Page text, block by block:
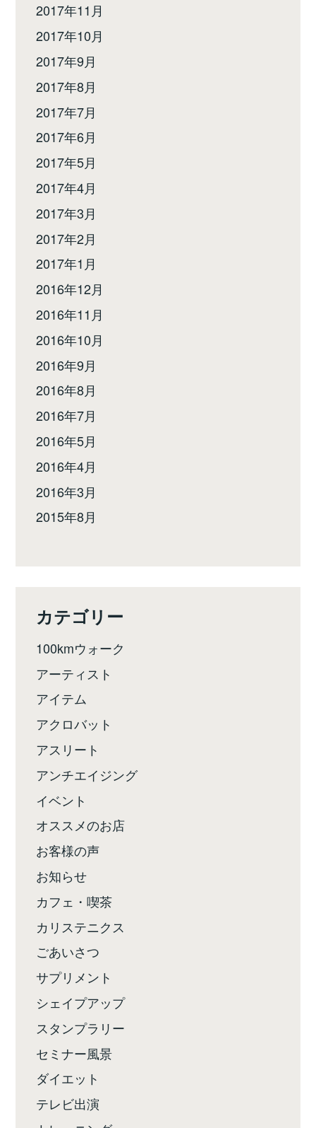
2017年11月
2017年10月
2017年9月
2017年8月
2017年7月
2017年6月
2017年5月
2017年4月
2017年3月
2017年2月
2017年1月
2016年12月
2016年11月
2016年10月
2016年9月
2016年8月
2016年7月
2016年5月
2016年4月
2016年3月
2015年8月
カテゴリー
100kmウォーク
アーティスト
アイテム
アクロバット
アスリート
アンチエイジング
イベント
オススメのお店
お客様の声
お知らせ
カフェ・喫茶
カリステニクス
ごあいさつ
サプリメント
シェイプアップ
スタンプラリー
セミナー風景
ダイエット
テレビ出演